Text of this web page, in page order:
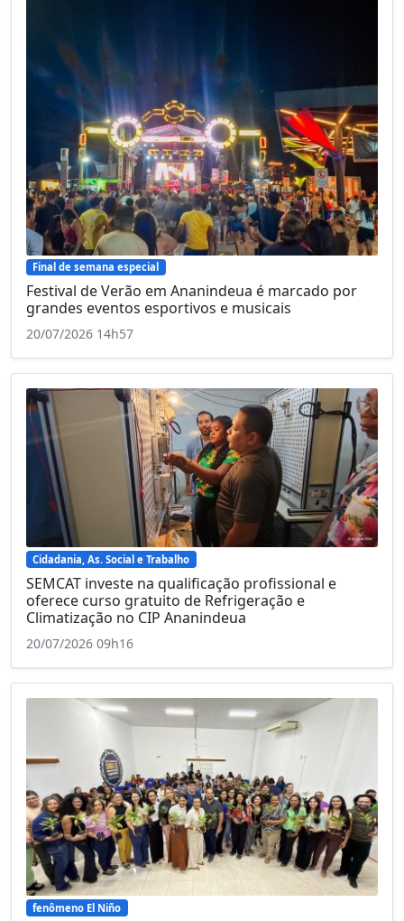
Final de semana especial
Festival de Verão em Ananindeua é marcado por
grandes eventos esportivos e musicais
20/07/2026 14h57
Cidadania, As. Social e Trabalho
SEMCAT investe na qualificação profissional e
oferece curso gratuito de Refrigeração e
Climatização no CIP Ananindeua
20/07/2026 09h16
fenômeno El Niño